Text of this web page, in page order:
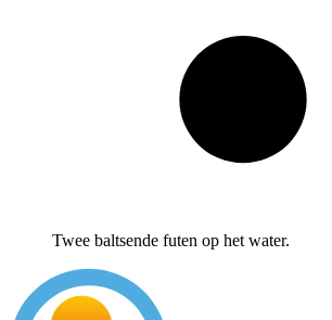
Twee baltsende futen op het water.